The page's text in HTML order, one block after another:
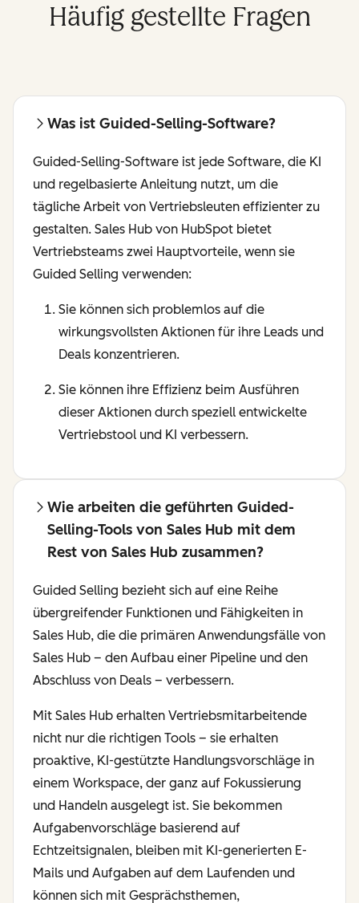
Häufig gestellte Fragen
Was ist Guided-Selling-Software?
Guided-Selling-Software ist jede Software, die KI
und regelbasierte Anleitung nutzt, um die
tägliche Arbeit von Vertriebsleuten effizienter zu
gestalten. Sales Hub von HubSpot bietet
Vertriebsteams zwei Hauptvorteile, wenn sie
Guided Selling verwenden:
Sie können sich problemlos auf die
wirkungsvollsten Aktionen für ihre Leads und
Deals konzentrieren.
Sie können ihre Effizienz beim Ausführen
dieser Aktionen durch speziell entwickelte
Vertriebstool und KI verbessern.
Wie arbeiten die geführten Guided-
Selling-Tools von Sales Hub mit dem
Rest von Sales Hub zusammen?
Guided Selling bezieht sich auf eine Reihe
übergreifender Funktionen und Fähigkeiten in
Sales Hub, die die primären Anwendungsfälle von
Sales Hub – den Aufbau einer Pipeline und den
Abschluss von Deals – verbessern.
Mit Sales Hub erhalten Vertriebsmitarbeitende
nicht nur die richtigen Tools – sie erhalten
proaktive, KI-gestützte Handlungsvorschläge in
einem Workspace, der ganz auf Fokussierung
und Handeln ausgelegt ist. Sie bekommen
Aufgabenvorschläge basierend auf
Echtzeitsignalen, bleiben mit KI-generierten E-
Mails und Aufgaben auf dem Laufenden und
können sich mit Gesprächsthemen,